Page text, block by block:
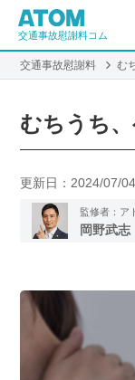
交通事故慰謝料コム
交通事故慰謝料 む
むちうち
更新日： 2024/07/04
監修者：ア
岡野武志